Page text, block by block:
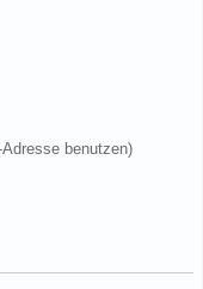
benutzen)